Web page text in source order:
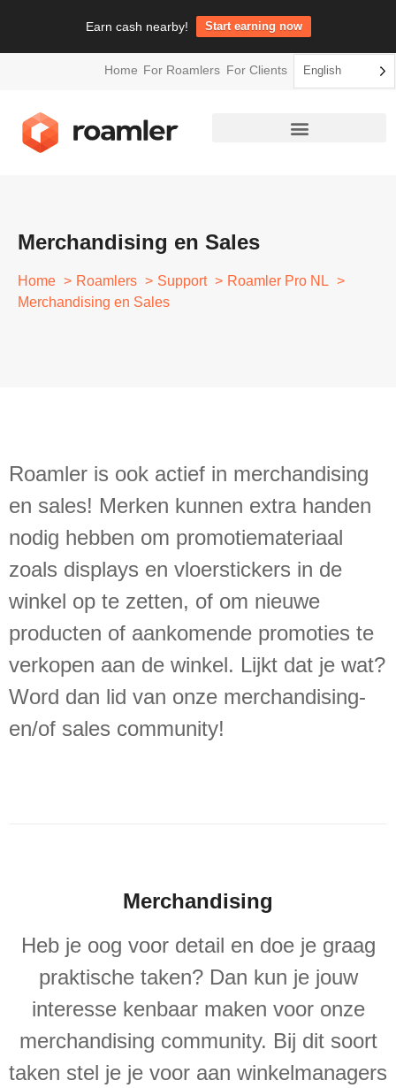
Earn cash nearby! Start earning now
Home For Roamlers For Clients English
Merchandising en Sales
Home Roamlers Support
Roamler Pro NL
Merchandising en Sales
Roamler is ook actief in merchandising
en sales! Merken kunnen extra handen
nodig hebben om promotiemateriaal
zoals displays en vloerstickers in de
winkel op te zetten, of om nieuwe
producten of aankomende promoties te
verkopen aan de winkel. Lijkt dat je wat?
Word dan lid van onze merchandising-
en/of sales community!
Merchandising
Heb je oog voor detail en doe je graag
praktische taken? Dan kun je jouw
interesse kenbaar maken voor onze
merchandising community. Bij dit soort
taken stel je je voor aan winkelmanagers